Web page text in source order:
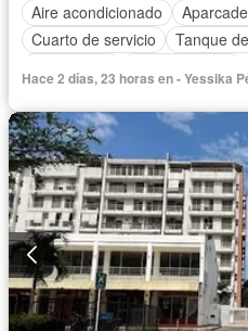
Aire acondicionado
Cuarto de servicio
Tanque
Piscina
Jardín
Área infantil
Acceso para personas con
Permite niños
Solo familias
Hace 2 días, 23 horas en - Yessika